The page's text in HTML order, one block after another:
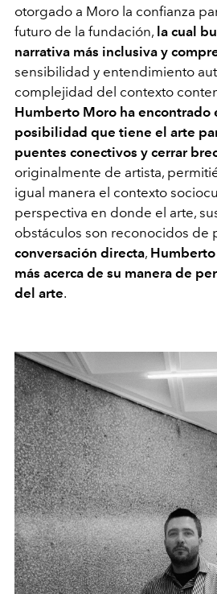
otorgado a Moro la confianza
futuro de la fundación, la cual
narrativa más inclusiva y
sensibilidad y entendimiento
complejidad del contexto
Humberto Moro ha encontrado
posibilidad que tiene el arte
puentes conectivos y cerrar
originalmente de artista,
igual manera el contexto
perspectiva en donde el arte,
obstáculos son reconocidos de
conversación directa,
más acerca de su manera de
del arte.